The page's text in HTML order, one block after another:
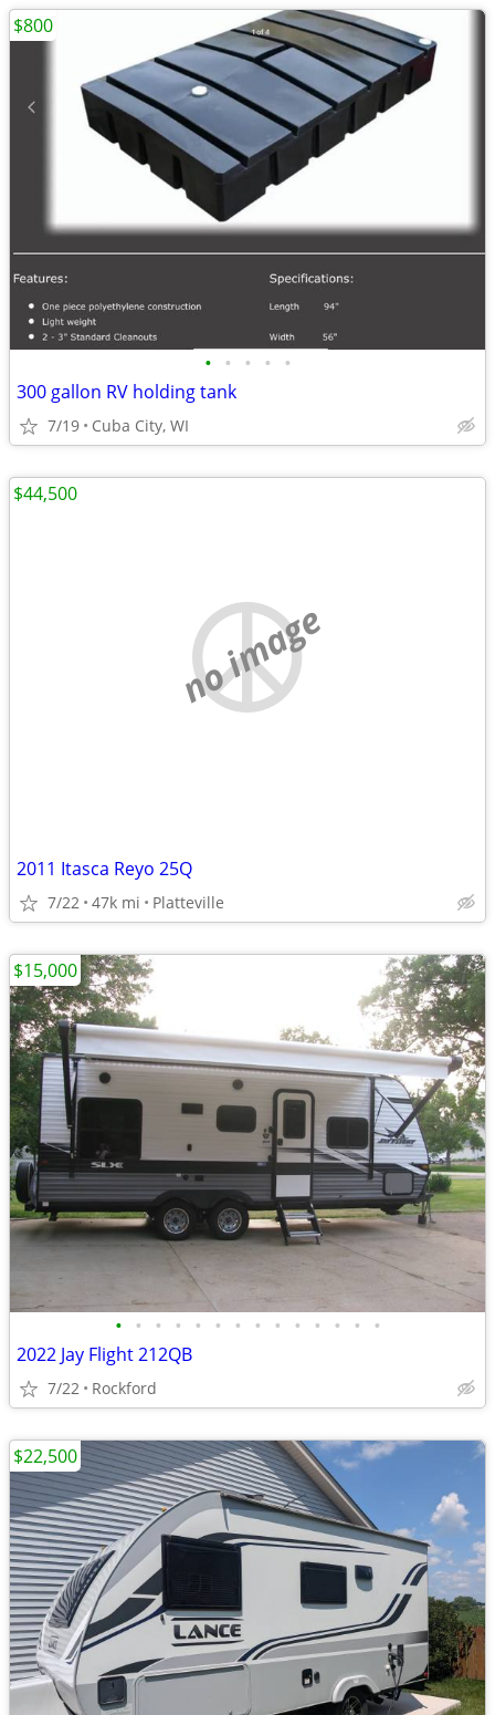
• • • • •
300 gallon RV holding tank
7/19 Cuba City, WI
$800
no image
2011 Itasca Reyo 25Q
7/22 47k mi Platteville
$44,500
• • • • • • • • • • • • • •
2022 Jay Flight 212QB
7/22 Rockford
$15,000
$22,500